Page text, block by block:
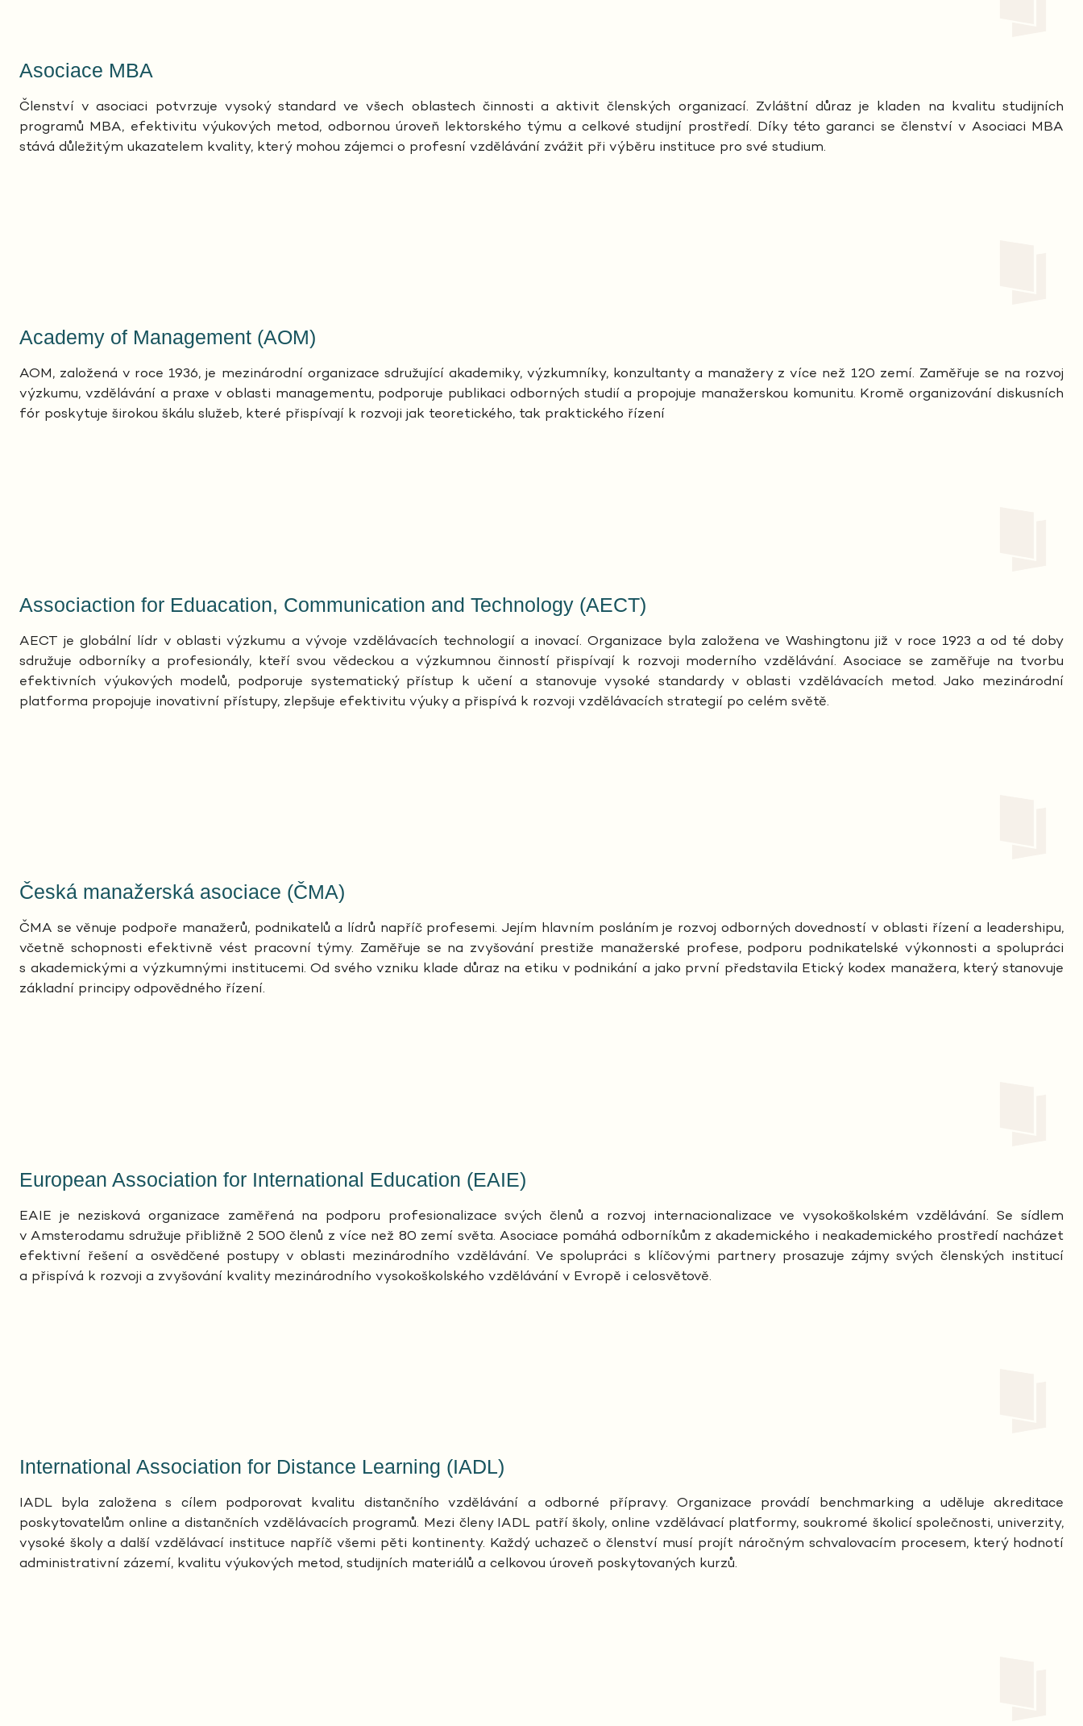
Asociace MBA
Členství v asociaci potvrzuje vysoký standard ve všech oblastech činnosti a aktivit členských organizací. Zvláštní důraz je kladen na kvalitu studijních
programů MBA, efektivitu výukových metod, odbornou úroveň lektorského týmu a celkové studijní prostředí. Díky této garanci se členství v Asociaci MBA
stává důležitým ukazatelem kvality, který mohou zájemci o profesní vzdělávání zvážit při výběru instituce pro své studium.
Academy of Management (AOM)
AOM, založená v roce 1936, je mezinárodní organizace sdružující akademiky, výzkumníky, konzultanty a manažery z více než 120 zemí. Zaměřuje se na rozvoj
výzkumu, vzdělávání a praxe v oblasti managementu, podporuje publikaci odborných studií a propojuje manažerskou komunitu. Kromě organizování diskusních
fór poskytuje širokou škálu služeb, které přispívají k rozvoji jak teoretického, tak praktického řízení
Associaction for Eduacation, Communication and Technology (AECT)
AECT je globální lídr v oblasti výzkumu a vývoje vzdělávacích technologií a inovací. Organizace byla založena ve Washingtonu již v roce 1923 a od té doby
sdružuje odborníky a profesionály, kteří svou vědeckou a výzkumnou činností přispívají k rozvoji moderního vzdělávání. Asociace se zaměřuje na tvorbu
efektivních výukových modelů, podporuje systematický přístup k učení a stanovuje vysoké standardy v oblasti vzdělávacích metod. Jako mezinárodní
platforma propojuje inovativní přístupy, zlepšuje efektivitu výuky a přispívá k rozvoji vzdělávacích strategií po celém světě.
Česká manažerská asociace (ČMA)
ČMA se věnuje podpoře manažerů, podnikatelů a lídrů napříč profesemi. Jejím hlavním posláním je rozvoj odborných dovedností v oblasti řízení a leadershipu,
včetně schopnosti efektivně vést pracovní týmy. Zaměřuje se na zvyšování prestiže manažerské profese, podporu podnikatelské výkonnosti a spolupráci
s akademickými a výzkumnými institucemi. Od svého vzniku klade důraz na etiku v podnikání a jako první představila Etický kodex manažera, který stanovuje
základní principy odpovědného řízení.
European Association for International Education (EAIE)
EAIE je nezisková organizace zaměřená na podporu profesionalizace svých členů a rozvoj internacionalizace ve vysokoškolském vzdělávání. Se sídlem
v Amsterodamu sdružuje přibližně 2 500 členů z více než 80 zemí světa. Asociace pomáhá odborníkům z akademického i neakademického prostředí nacházet
efektivní řešení a osvědčené postupy v oblasti mezinárodního vzdělávání. Ve spolupráci s klíčovými partnery prosazuje zájmy svých členských institucí
a přispívá k rozvoji a zvyšování kvality mezinárodního vysokoškolského vzdělávání v Evropě i celosvětově.
International Association for Distance Learning (IADL)
IADL byla založena s cílem podporovat kvalitu distančního vzdělávání a odborné přípravy. Organizace provádí benchmarking a uděluje akreditace
poskytovatelům online a distančních vzdělávacích programů. Mezi členy IADL patří školy, online vzdělávací platformy, soukromé školicí společnosti, univerzity,
vysoké školy a další vzdělávací instituce napříč všemi pěti kontinenty. Každý uchazeč o členství musí projít náročným schvalovacím procesem, který hodnotí
administrativní zázemí, kvalitu výukových metod, studijních materiálů a celkovou úroveň poskytovaných kurzů.